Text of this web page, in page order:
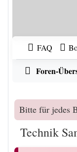
FAQ
Foren-
Bitte für jedes
Technik